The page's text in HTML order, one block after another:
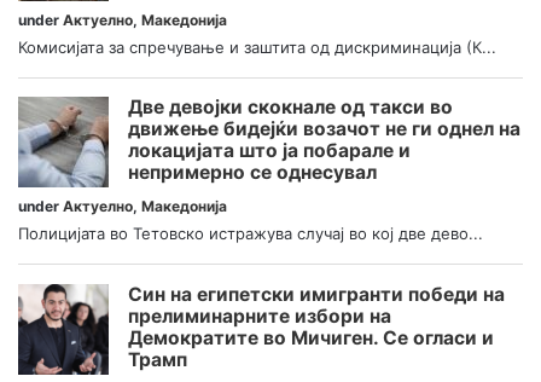
under Актуелно, Македонија
Комисијата за спречување и заштита од дискриминација (К...
Две девојки скокнале од такси во
движење бидејќи возачот не ги однел на
локацијата што ја побарале и
непримерно се однесувал
under Актуелно, Македонија
Полицијата во Тетовско истражува случај во кој две дево...
Син на египетски имигранти победи на
прелиминарните избори на
Демократите во Мичиген. Се огласи и
Трамп